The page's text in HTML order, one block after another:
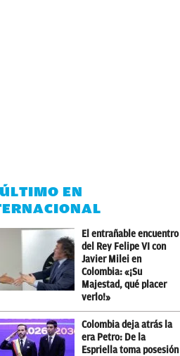
EN
El entrañable encuentro
del Rey Felipe VI con
Javier Milei en
Colombia: «¡Su
Majestad, qué placer
verlo!»
Colombia deja atrás la
era Petro: De la
Espriella toma posesión